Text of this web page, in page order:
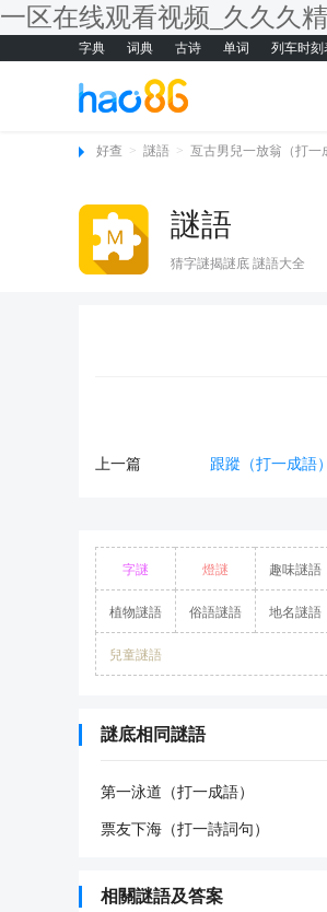
一区在线观看视频_久久久
字典 词典 古诗 单词 列车时刻
好查 > 謎語 > 亙古男兒一放翁（打一
謎語
猜字謎揭謎底 謎語大全
上一篇 跟蹤（打一成語）
字謎 燈謎 趣味謎語
植物謎語 俗語謎語 地名謎語
兒童謎語
謎底相同謎語
第一泳道（打一成語）
票友下海（打一詩詞句）
相關謎語及答案